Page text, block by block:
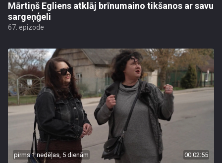
Mārtiņš Egliens atklāj brīnumaino tikšanos ar savu
sargeņģeli
67. epizode
pirms 1 nedēļas, 5 dienām 00:02:55